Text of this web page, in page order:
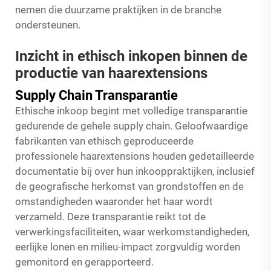
nemen die duurzame praktijken in de branche
ondersteunen.
Inzicht in ethisch inkopen binnen de
productie van haarextensions
Supply Chain Transparantie
Ethische inkoop begint met volledige transparantie
gedurende de gehele supply chain. Geloofwaardige
fabrikanten van ethisch geproduceerde
professionele haarextensions houden gedetailleerde
documentatie bij over hun inkooppraktijken, inclusief
de geografische herkomst van grondstoffen en de
omstandigheden waaronder het haar wordt
verzameld. Deze transparantie reikt tot de
verwerkingsfaciliteiten, waar werkomstandigheden,
eerlijke lonen en milieu-impact zorgvuldig worden
gemonitord en gerapporteerd.